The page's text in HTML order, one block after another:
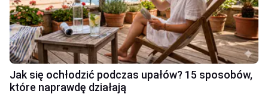
Jak się ochłodzić podczas upałów? 15 sposobów,
które naprawdę działają